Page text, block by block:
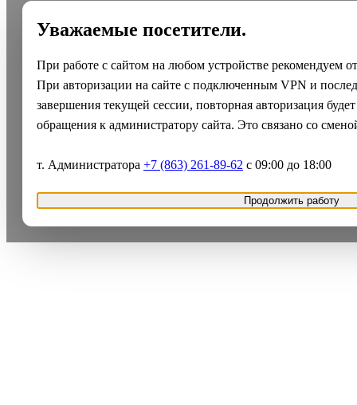
Уважаемые посетители.
При работе с сайтом на любом устройстве рекомендуем
При авторизации на сайте с подключенным VPN и
завершения текущей сессии, повторная авторизация
обращения к администратору сайта. Это связано со
т. Администратора +7 (863) 261-89-62 с 09:00 до 18:00
Продолжить работу